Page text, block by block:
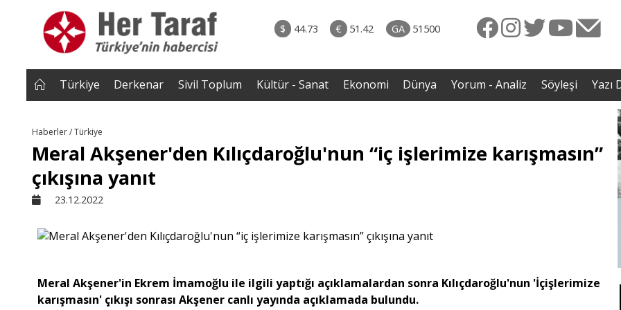
$ 44.73 € 51.42 GA 51500
• Türkiye, Pakistan ve Suudi Arabistan imzayı attı!
Mekke Anlaşması yürürlüğe girdi
• Gannuşi'nin serbest bırakılması için çağrı
Türkiye Derkenar Sivil Toplum Kültür - Sanat Ekonomi Dünya Yorum - Analiz Söyleşi Yazı
Haberler / Türkiye
Meral Akşener'den Kılıçdaroğlu'nun “iç işlerimize karışmasın”
çıkışına yanıt
23.12.2022
Meral Akşener'in Ekrem İmamoğlu ile ilgili yaptığı açıklamalardan sonra Kılıçdaroğlu'nun 'İçişlerimize
karışmasın' çıkışı sonrası Akşener canlı yayında açıklamada bulundu.